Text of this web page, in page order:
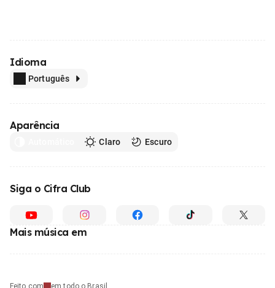
Idioma
Português
Aparência
Claro Escuro
Siga o Cifra Club
Mais música em
Feito com em todo o Brasil